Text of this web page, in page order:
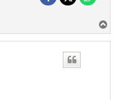
a